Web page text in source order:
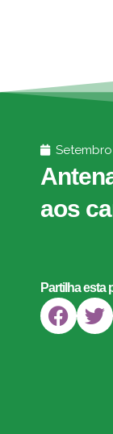
Setembro
aos
Partilha esta